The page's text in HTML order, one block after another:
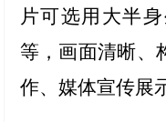
片可选用大半
等，画面清晰、
作、媒体宣传展